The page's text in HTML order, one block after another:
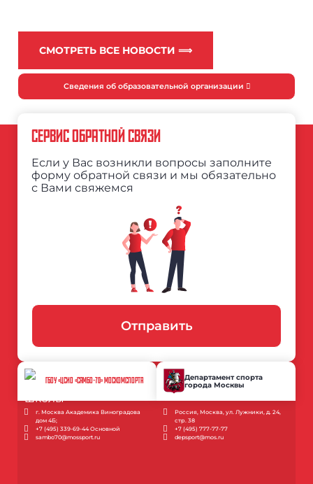
СМОТРЕТЬ ВСЕ НОВОСТИ ⟹
Сведения об образовательной организации
СЕРВИС ОБРАТНОЙ СВЯЗИ
Если у Вас возникли вопросы заполните
форму обратной связи и мы обязательно
с Вами свяжемся
Отправить
ГБОУ «ЦСИО «САМБО-70» МОСКОМСПОРТА
г. Москва Академика Виноградова
дом 4Б;
+7 (495) 339-69-44 Основной
sambo70@mossport.ru
Департамент спорта
города Москвы
Россия, Москва, ул. Лужники, д. 24,
стр. 38
+7 (495) 777-77-77
depsport@mos.ru